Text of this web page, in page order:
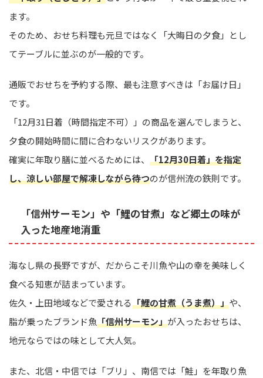
ます。
そのため、おせち料理も元旦ではなく「大晦日の夕食」とし
てテーブルに並ぶのが一般的です。
通販でおせちを予約する際、最も注意すべきは「お届け日」
です。
「12月31日着（時間指定不可）」の商品を選んでしまうと、
夕食の開始時間に間に合わないリスクがあります。
確実に年取り膳に並べるためには、 「12月30日着」を指定
し、涼しい部屋で解凍しながら待つのが信州流の鉄則です。
「信州サーモン」や「鯉の甘煮」など郷土の味が
入った地産地消重
海なし県の長野ですが、だからこそ川魚や山の幸を美味しく
食べる知恵が詰まっています。
佐久・上田地域などで愛される「鯉の甘煮（うま煮）」や、
脂が乗ったブランド魚「信州サーモン」が入ったおせちは、
地元ならではの味として大人気。
また、北信・中信では「ブリ」、南信では「鮭」を年取り魚